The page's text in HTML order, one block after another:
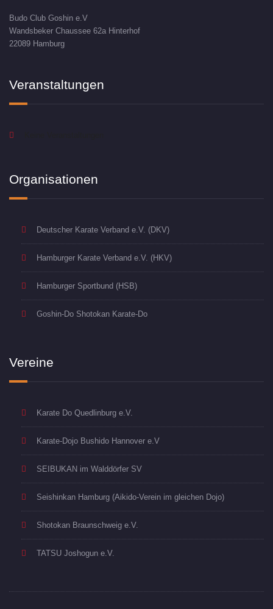
Budo Club Goshin e.V
Wandsbeker Chaussee 62a Hinterhof
22089 Hamburg
Veranstaltungen
Organisationen
Deutscher Karate Verband e.V. (DKV)
Hamburger Karate Verband e.V. (HKV)
Hamburger Sportbund (HSB)
Goshin-Do Shotokan Karate-Do
Vereine
Karate Do Quedlinburg e.V.
Karate-Dojo Bushido Hannover e.V
SEIBUKAN im Walddörfer SV
Seishinkan Hamburg (Aikido-Verein im gleichen Dojo)
Shotokan Braunschweig e.V.
TATSU Joshogun e.V.